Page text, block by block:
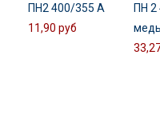
ПН2 400/355 А
11,90 руб
ПН 2